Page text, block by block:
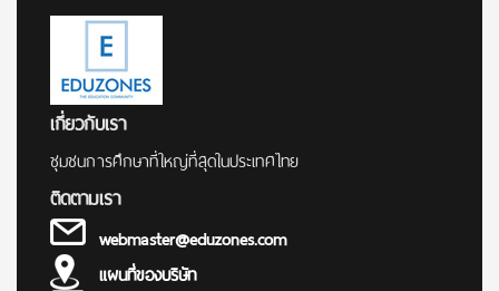
เกี่ยวกับเรา
ชุมชนการศึกษาที่ใหญ่ที่สุดในประเทศไทย
ติดตามเรา
webmaster@eduzones.com
แผนที่ของบริษัท